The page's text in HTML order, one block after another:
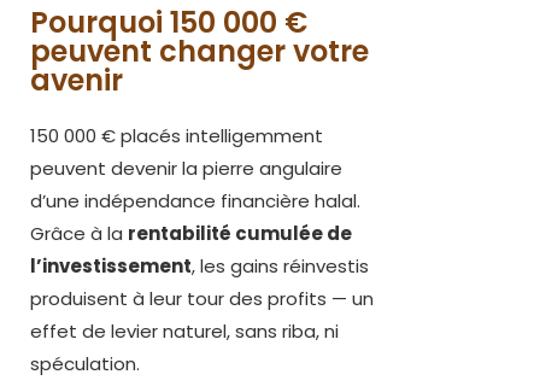
Pourquoi 150 000 €
peuvent changer votre
avenir
150 000 € placés intelligemment
peuvent devenir la pierre angulaire
d’une indépendance financière halal.
Grâce à la rentabilité cumulée de
l’investissement, les gains réinvestis
produisent à leur tour des profits — un
effet de levier naturel, sans riba, ni
spéculation.